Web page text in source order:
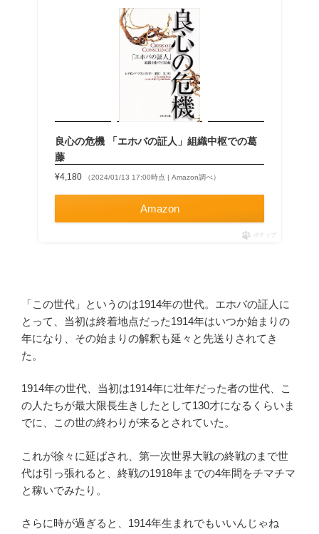
良心の危機 「エホバの証人」組織中枢での葛
藤
¥4,180 （2024/01/13 17:00時点 | Amazon調べ）
Amazon
ポチップ
「この世代」というのは1914年の世代。エホバの証人に
とって、当初は終着地点だった1914年はいつか始まりの
年になり、その始まりの解釈も延々と先送りされてき
た。
1914年の世代、当初は1914年に壮年だった者の世代、こ
の人たちが最大限長生きしたとして130才になるくらいま
でに、この世の終わりが来るとされていた。
これが徐々に延ばされ、第一次世界大戦の終戦のまで世
代は引っ張れると、終戦の1918年までの4年間をチマチマ
と稼いでみたり。
さらに時が過ぎると、1914年生まれでもいいんじゃね